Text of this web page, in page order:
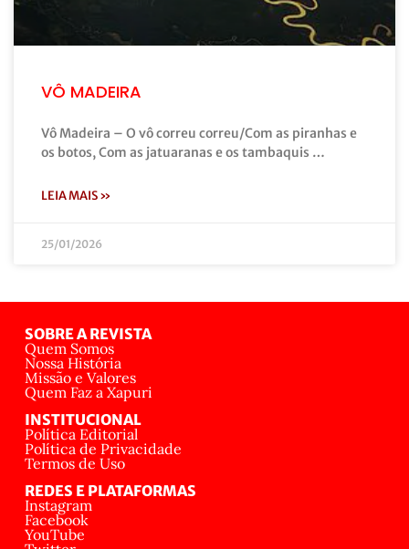
VÔ MADEIRA
Vô Madeira – O vô correu correu/Com as piranhas e
os botos, Com as jatuaranas e os tambaquis …
LEIA MAIS »
25/01/2026
SOBRE A REVISTA
Quem Somos
Nossa História
Missão e Valores
Quem Faz a Xapuri
INSTITUCIONAL
Política Editorial
Política de Privacidade
Termos de Uso
REDES E PLATAFORMAS
Instagram
Facebook
YouTube